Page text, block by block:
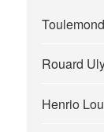
Rouard
Henrio